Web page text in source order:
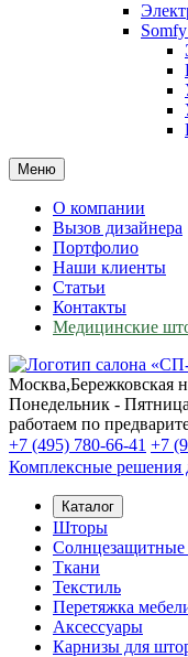
Меню
О компании
Вызов дизайнера
Портфолио
Наши клиенты
Статьи
Контакты
Медицинские
Москва,Бережковская
Понедельник -
работаем по
+7 (495) 780-66-41 +7
Комплексные решения
Каталог
Шторы
Солнцезащитные
Ткани
Текстиль
Перетяжка
Аксессуары
Карнизы для